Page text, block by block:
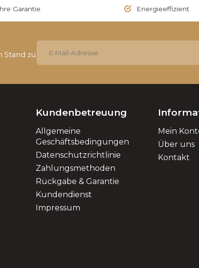
Garantie Energieeffizient
Stand zu
Kundenbetreuung
Allgemeine
Geschäftsbedingungen
Datenschutzrichtlinie
Zahlungsmethoden
Rückgabe & Garantie
Kundendienst
Impressum
Mein
Über uns
Kontakt